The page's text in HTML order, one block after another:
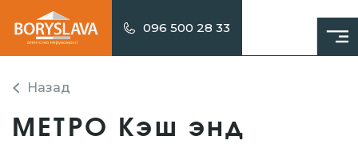
096 500 28 33
Назад
МЕТРО Кэш энд